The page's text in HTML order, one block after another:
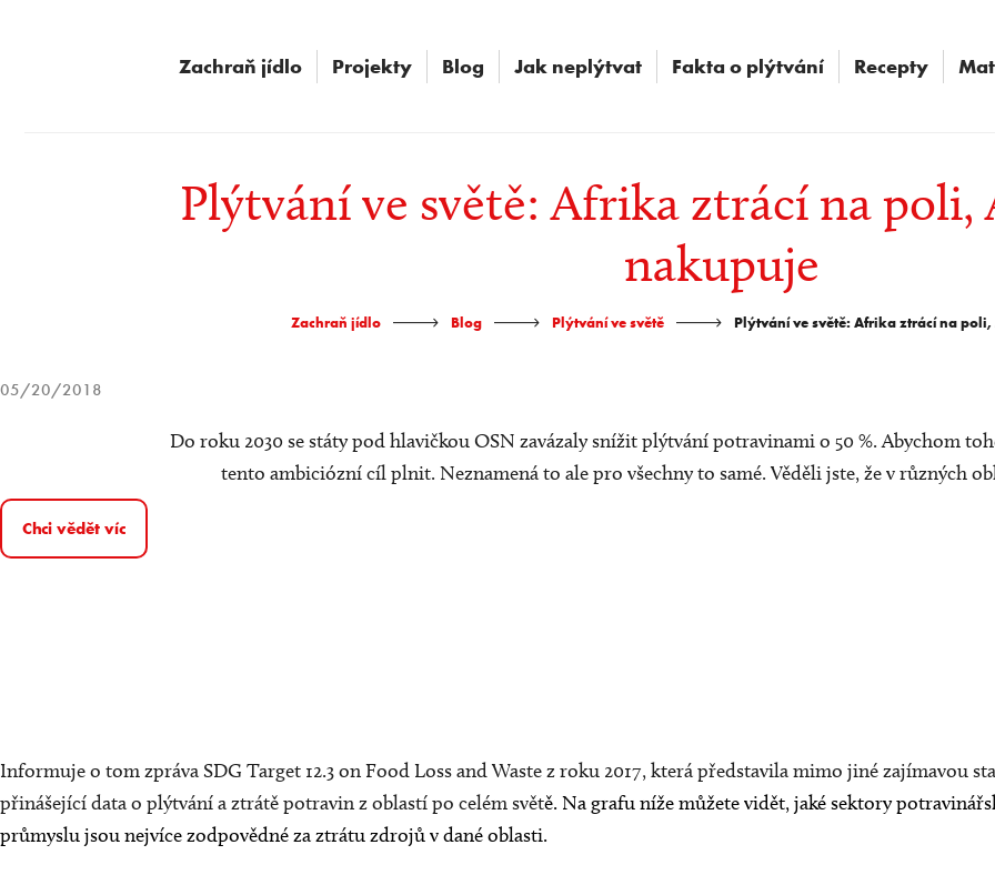
Zachraň jídlo Projekty Blog Jak neplýtvat Fakta o plýtvání Recepty
Plýtvání ve světě: Afrika ztrácí na poli,
nakupuje
Zachraň jídlo - Blog - Plýtvání ve světě - Plýtvání ve světě: Afrika ztrácí na
05/20/2018
Do roku 2030 se státy pod hlavičkou OSN zavázaly snížit plýtvání potravinami o 50 %. Abychom
tento ambiciózní cíl plnit. Neznamená to ale pro všechny to samé. Věděli jste, že v různých
Chci vědět víc
Informuje o tom zprávaSDG Target 12.3 on Food Loss and Wastez roku 2017, která představila mimo jiné zajímavou
přinášející data o plýtvání a ztrátě potravin z oblastí po celém světě. Na grafu níže můžete vidět, jaké sektory
průmyslu jsou nejvíce zodpovědné za ztrátu zdrojů v dané oblasti.